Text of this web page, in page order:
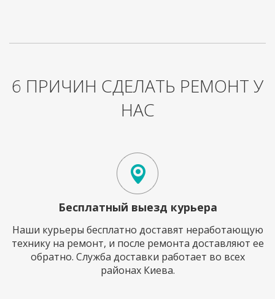
6 ПРИЧИН СДЕЛАТЬ РЕМОНТ У
НАС
Бесплатный выезд курьера
Наши курьеры бесплатно доставят неработающую
технику на ремонт, и после ремонта доставляют ее
обратно. Служба доставки работает во всех
районах Киева.